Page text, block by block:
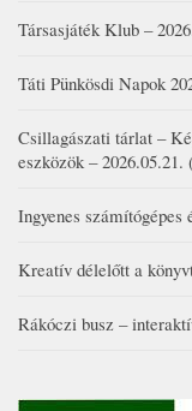
Társasjáték Klub –
Táti Pünkösdi Napok
Csillagászati tárlat –
eszközök – 2026.05.21.
Ingyenes számítógépes
Kreatív délelőtt a
Rákóczi busz –